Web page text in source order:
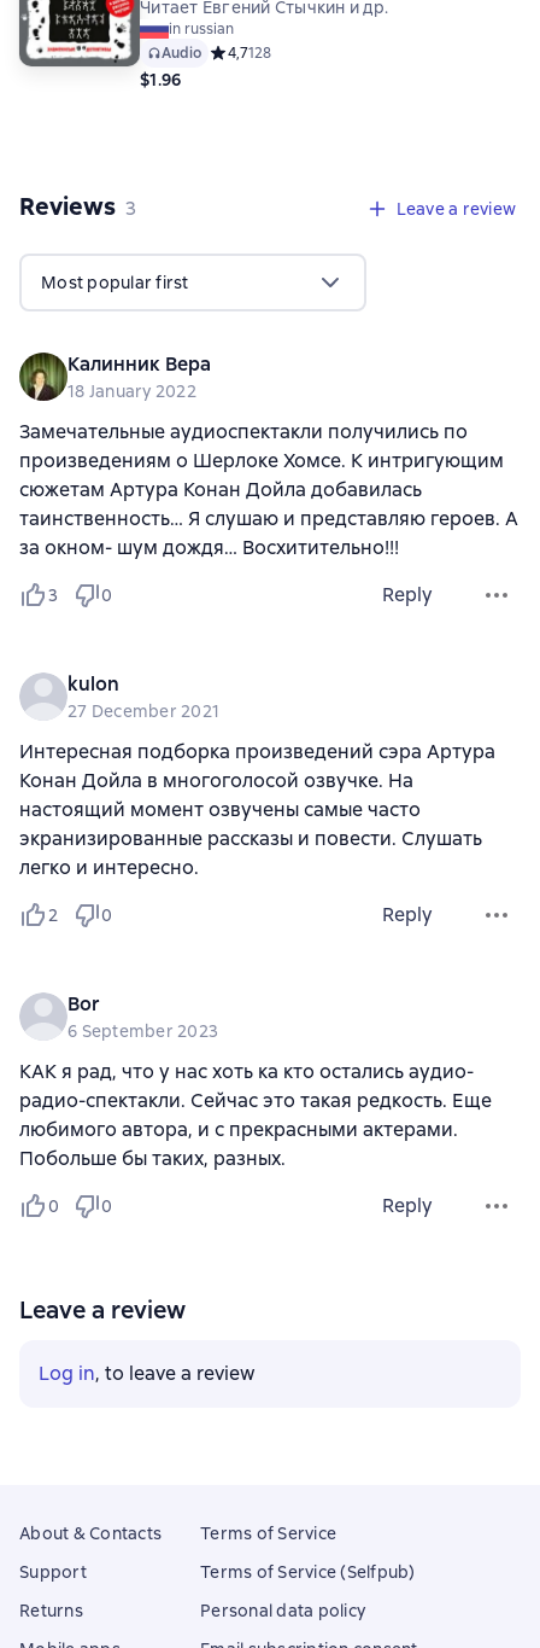
Читает Евгений Стычкин и др.
in russian
Audio Средний рейтинг 4,7 на основе 128 оценок
4,7128
$1.96
Reviews 3 reviews
3 Leave a review
Most popular first
Калинник Вера
18 January 2022
Замечательные аудиоспектакли получились по
произведениям о Шерлоке Хомсе. К интригующим
сюжетам Артура Конан Дойла добавилась
таинственность… Я слушаю и представляю героев. А
за окном- шум дождя… Восхитительно!!!
3 0 Reply
kulon
27 December 2021
Интересная подборка произведений сэра Артура
Конан Дойла в многоголосой озвучке. На
настоящий момент озвучены самые часто
экранизированные рассказы и повести. Слушать
легко и интересно.
2 0 Reply
Bor
6 September 2023
КАК я рад, что у нас хоть ка кто остались аудио-
радио-спектакли. Сейчас это такая редкость. Еще
любимого автора, и с прекрасными актерами.
Побольше бы таких, разных.
0 0 Reply
Leave a review
Log in, to leave a review
About & Contacts
Support
Returns
Terms of Service
Terms of Service (Selfpub)
Personal data policy